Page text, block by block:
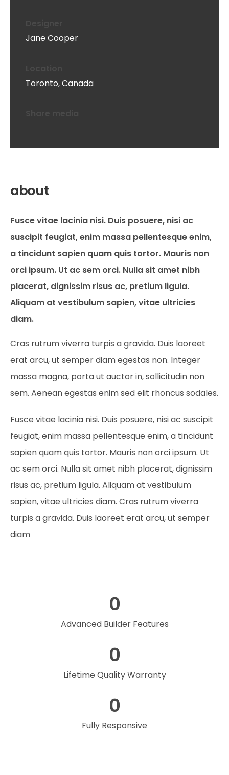
Jane Cooper
Toronto, Canada
about
Fusce vitae lacinia nisi. Duis posuere, nisi ac
suscipit feugiat, enim massa pellentesque enim,
a tincidunt sapien quam quis tortor. Mauris non
orci ipsum. Ut ac sem orci. Nulla sit amet nibh
placerat, dignissim risus ac, pretium ligula.
Aliquam at vestibulum sapien, vitae ultricies
diam.
Cras rutrum viverra turpis a gravida. Duis laoreet
erat arcu, ut semper diam egestas non. Integer
massa magna, porta ut auctor in, sollicitudin non
sem. Aenean egestas enim sed elit rhoncus sodales.
Fusce vitae lacinia nisi. Duis posuere, nisi ac suscipit
feugiat, enim massa pellentesque enim, a tincidunt
sapien quam quis tortor. Mauris non orci ipsum. Ut
ac sem orci. Nulla sit amet nibh placerat, dignissim
risus ac, pretium ligula. Aliquam at vestibulum
sapien, vitae ultricies diam. Cras rutrum viverra
turpis a gravida. Duis laoreet erat arcu, ut semper
diam
0
Advanced Builder Features
0
Lifetime Quality Warranty
0
Fully Responsive